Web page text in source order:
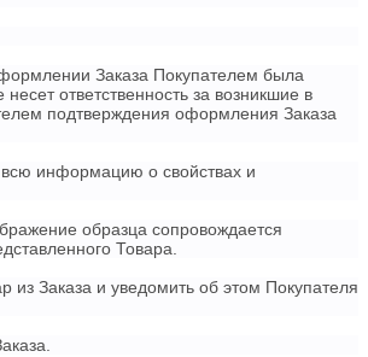
Заказа Покупателем была
ответственность за возникшие в
подтверждения оформления Заказа
информацию о свойствах и
образца сопровождается
Товара.
из Заказа и уведомить об этом Покупателя